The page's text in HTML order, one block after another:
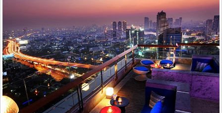
Phương Thức Thanh Toán
Choáng Ngợp Trước Cảnh Sắc Của Thành Phố Tình Yêu Mimosa Ở Pattaya
BANGKOK - ĐỊA ĐIỂM TẬP TRUNG CỦA NHỮNG THƯƠNG HIỆU TOÀN CẦU
Bangkok Thái Lan
Thăm quan thánh đường của người Việt lớn nhất ở Thái Lan
CÔNG TY CỔ PHẦN VIETSENSE